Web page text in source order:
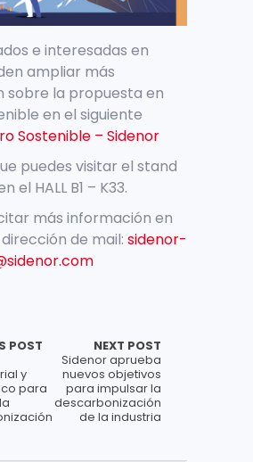
e interesadas en
ampliar más
sobre la propuesta en
en el siguiente
Sostenible – Sidenor
puedes visitar el stand
el HALL B1 – K33.
más información en
de mail: sidenor-
POST
y
para
NEXT POST
Sidenor aprueba
nuevos objetivos
para impulsar la
descarbonización
de la industria